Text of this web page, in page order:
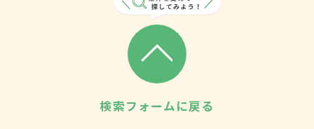
検索フォームに戻る